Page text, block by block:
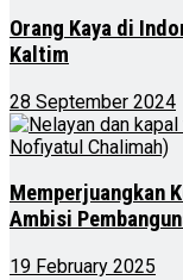
Orang Kaya di
Kaltim
28 September 2024
Memperjuangkan
Ambisi
19 February 2025